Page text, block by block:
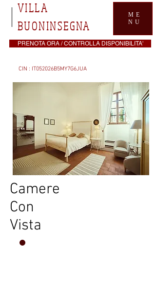
VILLA
BUONINSEGNA
ME
NU
PRENOTA ORA / CONTROLLA DISPONIBILITA'
CIN : IT052026B5MY7G6JUA
Camere
Con
Vista